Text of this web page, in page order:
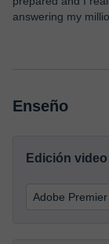
answering my
Enseño
Edición video
Adobe Premier